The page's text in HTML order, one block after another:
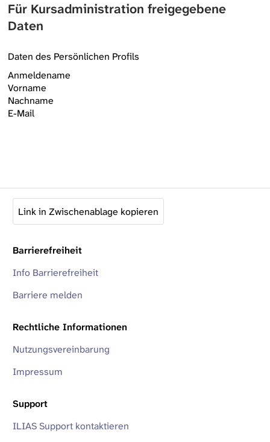
Für Kursadministration freigegebene
Daten
Daten des Persönlichen Profils
Anmeldename
Vorname
Nachname
E-Mail
Link in Zwischenablage kopieren
Barrierefreiheit
Info Barrierefreiheit
Barriere melden
Rechtliche Informationen
Nutzungsvereinbarung
Impressum
Support
ILIAS Support kontaktieren